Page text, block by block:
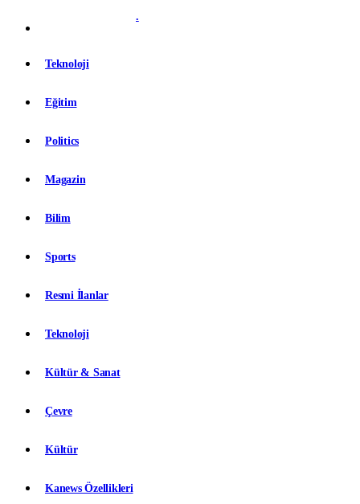
.
Teknoloji
Eğitim
Politics
Magazin
Bilim
Sports
Resmi İlanlar
Teknoloji
Kültür & Sanat
Çevre
Kültür
Kanews Özellikleri